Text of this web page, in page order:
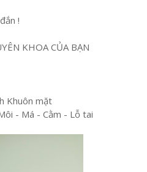
!
KHOA CỦA BẠN
Khuôn mặt
- Má - Cằm - Lỗ tai